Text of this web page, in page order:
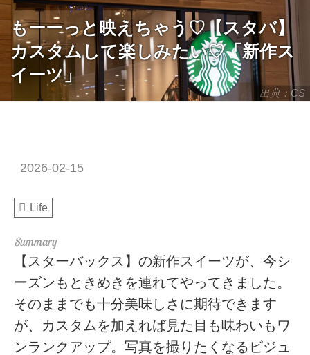
出典：CS
もーーっと映えちゃう♡【スタバ】
カスタムして楽しみたい♡「新作ス
イーツ」
2026-02-15
Life
【スターバックス】の新作スイーツが、今シ
ーズンもときめきを連れてやってきました。
そのままでも十分美味しさに期待できます
が、カスタムを加えれば見た目も味わいもワ
ンランクアップ。写真を撮りたくなるビジュ